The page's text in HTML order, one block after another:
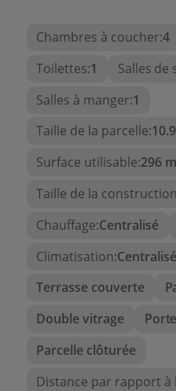
Accès direct à la
Étage supérieur
2 chambres.
Terrasses privées
Sous-sol
Garage pour deux
Rangement et zone
Piscine privée.
Grande terrasse
méditerranéen.
Chambres à coucher:4
Toilettes:1 Salles de
Salles à manger:1
Taille de la parcelle:
Surface utilisable:296 m
Taille de la
Chauffage:Centralisé
Climatisation:Centralisé
Terrasse couverte
Double vitrage
Parcelle clôturée
Distance par rapport à